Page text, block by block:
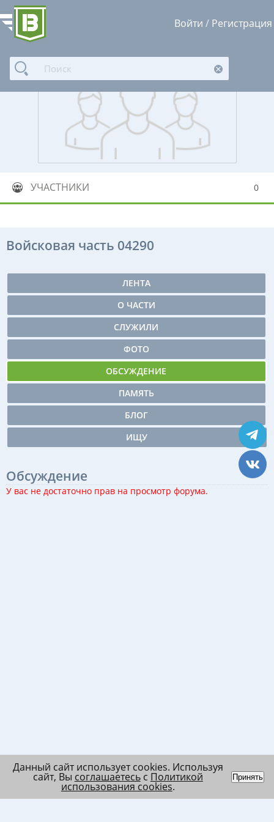
Войти / Регистрация
УЧАСТНИКИ 0
Войсковая часть 04290
ЛЕНТА
О ЧАСТИ
СЛУЖИЛИ
ФОТО
ОБСУЖДЕНИЕ
ПАМЯТЬ
БЛОГ
ИЩУ
Обсуждение
У вас не достаточно прав на просмотр форума.
Данный сайт использует cookies. Используя
сайт, Вы соглашаетесьс Политикой
использования cookies.
Принять